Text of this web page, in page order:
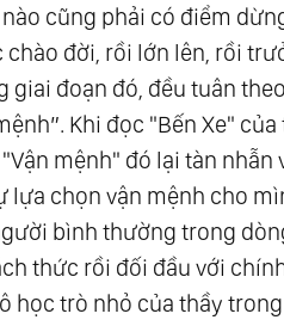
cũng phải có điểm
đời, rồi lớn lên, rồi
đoạn đó, đều tuân
Khi đọc "Bến Xe"
mệnh" đó lại tàn nhẫn
chọn vận mệnh cho
bình thường trong
thức rồi đối đầu với
học trò nhỏ của thầy